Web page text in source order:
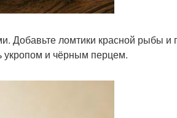
Добавьте ломтики красной рыбы и
укропом и чёрным перцем.